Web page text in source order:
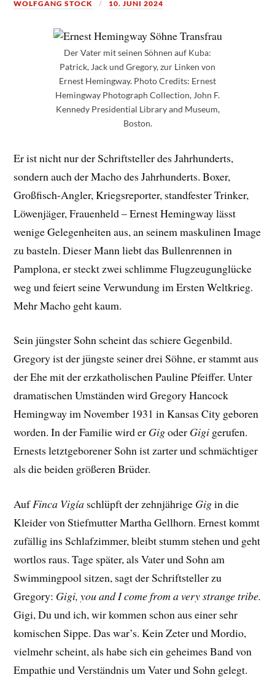
WOLFGANG STOCK 10. JUNI 2024
Der Vater mit seinen Söhnen auf Kuba:
Patrick, Jack und Gregory, zur Linken von
Ernest Hemingway. Photo Credits: Ernest
Hemingway Photograph Collection, John F.
Kennedy Presidential Library and Museum,
Boston.
Er ist nicht nur der Schriftsteller des Jahrhunderts,
sondern auch der Macho des Jahrhunderts. Boxer,
Großfisch-Angler, Kriegsreporter, standfester Trinker,
Löwenjäger, Frauenheld – Ernest Hemingway lässt
wenige Gelegenheiten aus, an seinem maskulinen Image
zu basteln. Dieser Mann liebt das Bullenrennen in
Pamplona, er steckt zwei schlimme Flugzeugunglücke
weg und feiert seine Verwundung im Ersten Weltkrieg.
Mehr Macho geht kaum.
Sein jüngster Sohn scheint das schiere Gegenbild.
Gregory ist der jüngste seiner drei Söhne, er stammt aus
der Ehe mit der erzkatholischen Pauline Pfeiffer. Unter
dramatischen Umständen wird Gregory Hancock
Hemingway im November 1931 in Kansas City geboren
worden. In der Familie wird er Gigoder Gigi gerufen.
Ernests letztgeborener Sohn ist zarter und schmächtiger
als die beiden größeren Brüder.
AufFinca Vigía schlüpft der zehnjährige Gigin die
Kleider von Stiefmutter Martha Gellhorn. Ernest kommt
zufällig ins Schlafzimmer, bleibt stumm stehen und geht
wortlos raus. Tage später, als Vater und Sohn am
Swimmingpool sitzen, sagt der Schriftsteller zu
Gregory: Gigi, you and I come from a very strange tribe.
Gigi, Du und ich, wir kommen schon aus einer sehr
komischen Sippe. Das war’s. Kein Zeter und Mordio,
vielmehr scheint, als habe sich ein geheimes Band von
Empathie und Verständnis um Vater und Sohn gelegt.